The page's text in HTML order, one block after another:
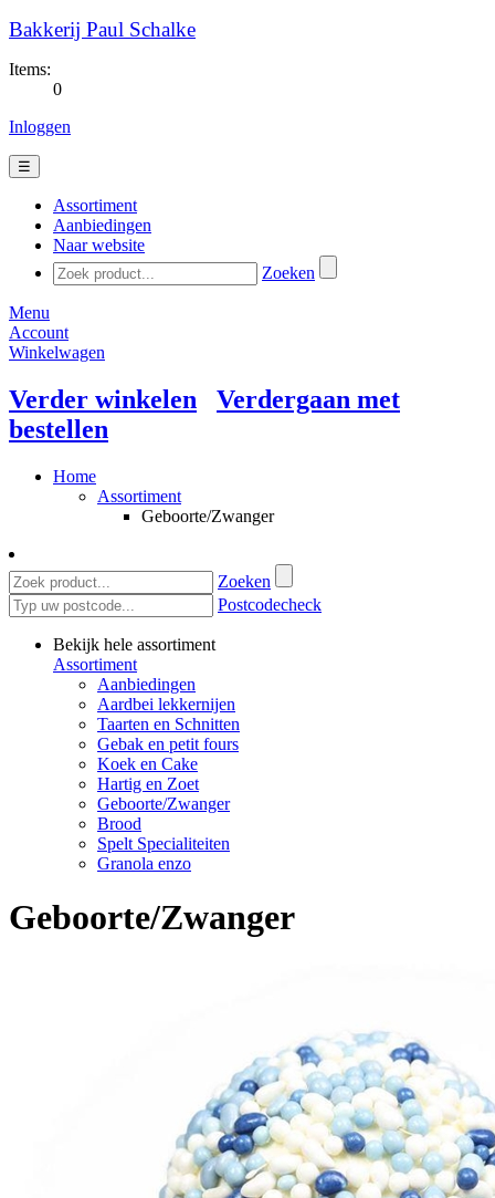
Bakkerij Paul Schalke
Items:
0
Inloggen
☰
Assortiment
Aanbiedingen
Naar website
Zoeken
Menu
Account
Winkelwagen
Verder winkelen
Verdergaan met
bestellen
Home
Assortiment
Geboorte/Zwanger
Zoeken
Postcodecheck
Bekijk hele assortiment
Assortiment
Aanbiedingen
Aardbei lekkernijen
Taarten en Schnitten
Gebak en petit fours
Koek en Cake
Hartig en Zoet
Geboorte/Zwanger
Brood
Spelt Specialiteiten
Granola enzo
Geboorte/Zwanger